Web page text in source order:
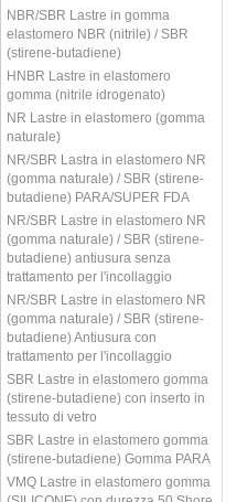
NBR/SBR Lastre in gomma
elastomero NBR (nitrile) / SBR
(stirene-butadiene)
HNBR Lastre in elastomero
gomma (nitrile idrogenato)
NR Lastre in elastomero (gomma
naturale)
NR/SBR Lastra in elastomero NR
(gomma naturale) / SBR (stirene-
butadiene) PARA/SUPER FDA
NR/SBR Lastre in elastomero NR
(gomma naturale) / SBR (stirene-
butadiene) antiusura senza
trattamento per l'incollaggio
NR/SBR Lastre in elastomero NR
(gomma naturale) / SBR (stirene-
butadiene) Antiusura con
trattamento per l'incollaggio
SBR Lastre in elastomero gomma
(stirene-butadiene) con inserto in
tessuto di vetro
SBR Lastre in elastomero gomma
(stirene-butadiene) Gomma PARA
VMQ Lastre in elastomero gomma